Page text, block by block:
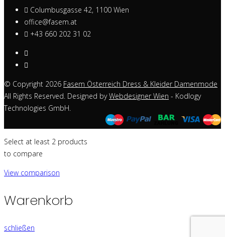
Columbusgasse 42, 1100 Wien
office@fasem.at
+43 660 202 31 02
© Copyright 2026 Fasem Österreich Dress & Kleider Damenmode
All Rights Reserved. Designed byWebdesigner Wien - Kodlogy
Technologies GmbH.
Select at least 2 products
to compare
View comparison
Warenkorb
schließen